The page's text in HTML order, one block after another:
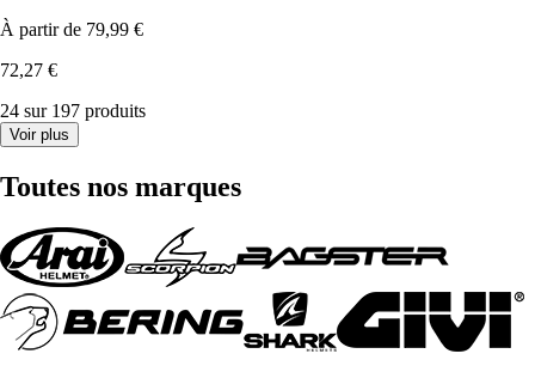
À partir de 79,99 €
72,27 €
24 sur 197 produits
Voir plus
Toutes nos marques